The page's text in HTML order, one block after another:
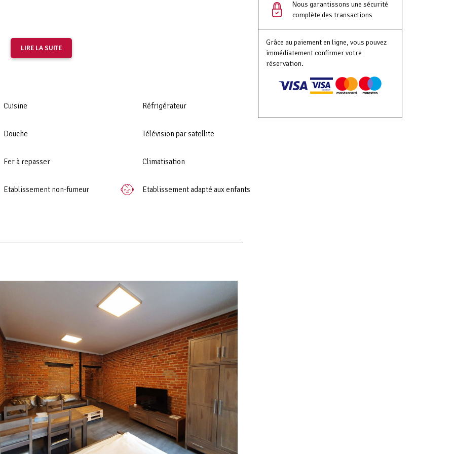
LIRE LA SUITE
Cuisine Réfrigérateur
Douche Télévision par satellite
Fer à repasser Climatisation
Etablissement non-fumeur Etablissement adapté aux enfants
Nous garantissons une sécurité
complète des transactions
Grâce au paiement en ligne, vous pouvez
immédiatement confirmer votre
réservation.